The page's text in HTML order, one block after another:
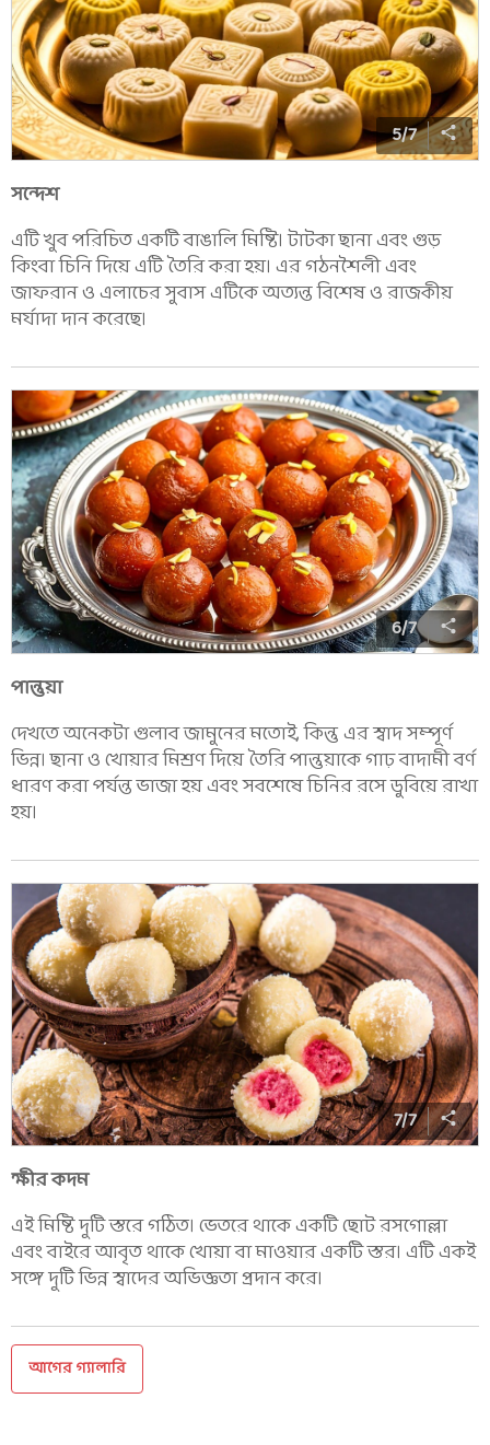
5/7
সন্দেশ
এটি খুব পরিচিত একটি বাঙালি মিষ্টি। টাটকা ছানা এবং গুড়
কিংবা চিনি দিয়ে এটি তৈরি করা হয়। এর গঠনশৈলী এবং
জাফরান ও এলাচের সুবাস এটিকে অত্যন্ত বিশেষ ও রাজকীয়
মর্যাদা দান করেছে।
6/7
পান্তুয়া
দেখতে অনেকটা গুলাব জামুনের মতোই, কিন্তু এর স্বাদ সম্পূর্ণ
ভিন্ন। ছানা ও খোয়ার মিশ্রণ দিয়ে তৈরি পান্তুয়াকে গাঢ় বাদামী বর্ণ
ধারণ করা পর্যন্ত ভাজা হয় এবং সবশেষে চিনির রসে ডুবিয়ে রাখা
হয়।
7/7
ক্ষীর কদম
এই মিষ্টি দুটি স্তরে গঠিত। ভেতরে থাকে একটি ছোট রসগোল্লা
এবং বাইরে আবৃত থাকে খোয়া বা মাওয়ার একটি স্তর। এটি একই
সঙ্গে দুটি ভিন্ন স্বাদের অভিজ্ঞতা প্রদান করে।
আগের গ্যালারি